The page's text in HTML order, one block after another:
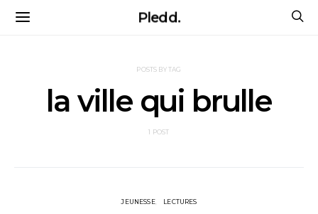
Pledd.
POSTS BY TAG
la ville qui brulle
1 POST
JEUNESSE LECTURES